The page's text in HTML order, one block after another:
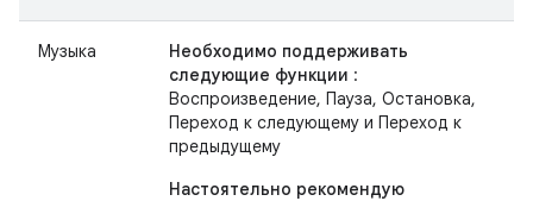
Музыка
Необходимо поддерживать
следующие функции :
Воспроизведение, Пауза, Остановка,
Переход к следующему и Переход к
предыдущему
Настоятельно рекомендую